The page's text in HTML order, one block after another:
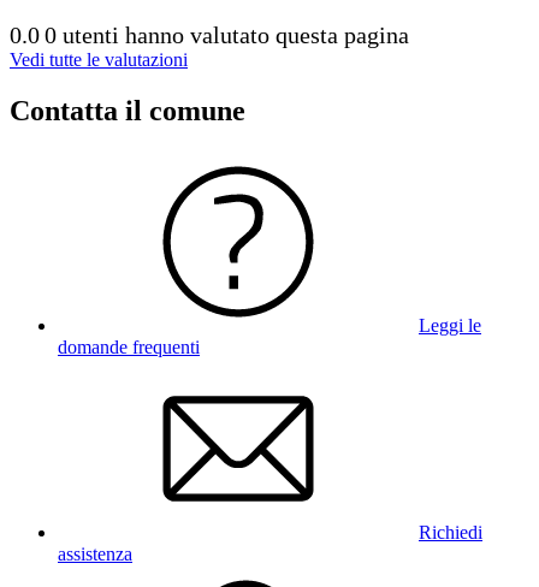
0.00 utenti hanno valutato questa pagina
Vedi tutte le valutazioni
Contatta il comune
Leggi le
domande frequenti
Richiedi
assistenza